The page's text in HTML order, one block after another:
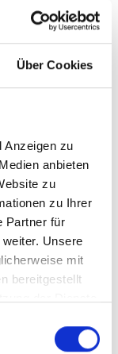
Über Cookies
Anzeigen zu
anbieten
zu
zu Ihrer
Partner für
Unsere
mit
bereitgestellt